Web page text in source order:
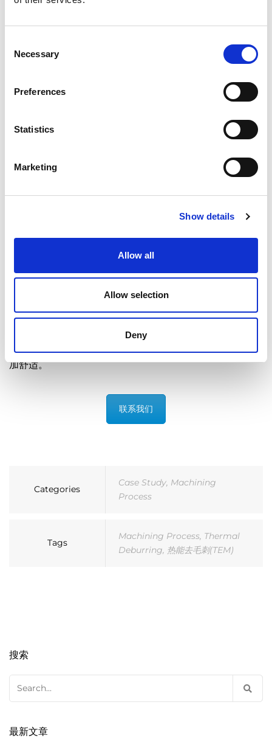
Selection
Necessary
Preferences
Statistics
Marketing
Show details
Allow all
Allow selection
Deny
通过热能去毛刺优化曲轴加工
根据机器的大小，可以在热能去毛刺机腔内同时对多个曲轴
进行去毛刺。
每个循环持续一分钟，是市场上单个零件去毛刺成本最低的
设备之一。
令人着迷的是，人们在看空调或冰箱时，不会意识到这是
Extrude Hone 的另一个成熟解决方案，它让夏天变得更
加舒适。
联系我们
Categories
Case Study, Machining
Process
Tags
Machining Process, Thermal
Deburring, 热能去毛刺(TEM)
搜索
for:
最新文章